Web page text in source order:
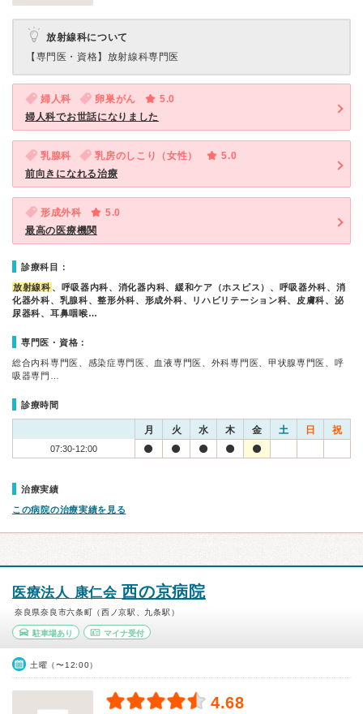
放射線科について
【専門医・資格】 放射線科専門医
婦人科 卵巣がん
5.0
婦人科でお世話になりました
乳腺科 乳房のしこり（女性）
5.0
前向きになれる治療
形成外科
5.0
最高の医療機関
診療科目：
放射線科 、呼吸器内科、消化器内科、緩和ケア（ホスピス）、呼吸器外科、消
化器外科、乳腺科、整形外科、形成外科、リハビリテーション科、皮膚科、泌
尿器科、耳鼻咽喉…
専門医・資格：
総合内科専門医、感染症専門医、血液専門医、外科専門医、甲状腺専門医、呼
吸器専門…
診療時間
月 火 水 木 金 土 日 祝
07:30-12:00
治療実績
この病院の治療実績を見る
医療法人 康仁会 西の京病院
奈良県奈良市六条町（西ノ京駅、九条駅）
駐車場あり マイナ受付
土曜（〜12:00）
4.68